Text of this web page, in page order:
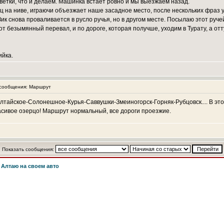
что и делаем. Машинка встает ровно и мы выезжаем назад.
на ниве, играючи объезжает наше засадное место, после нескольких
снова проваливается в русло ручья, но в другом месте. Посылаю этот
безымянный перевал, и по дороге, которая получше, уходим в Турату, а
Маршрут
Солонешное-Курья-Саввушки-Змеиногорск-Горняк-Рубцовск.... В
озерцо! Маршрут нормальный, все дороги проезжие.
Показать сообщения:
на своем авто